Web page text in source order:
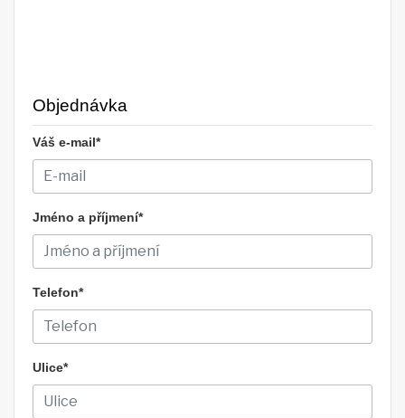
Objednávka
Váš e-mail*
Jméno a příjmení*
Telefon*
Ulice*